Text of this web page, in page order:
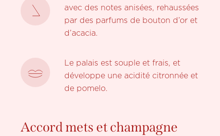
avec des notes anisées, rehaussées
par des parfums de bouton d’or et
d’acacia.
Le palais est souple et frais, et
développe une acidité citronnée et
de pomelo.
Accord mets et champagne